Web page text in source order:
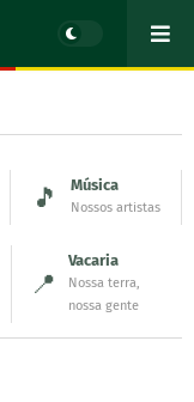
🎵 Música
Nossos artistas
📍
Vacaria
Nossa terra,
nossa gente